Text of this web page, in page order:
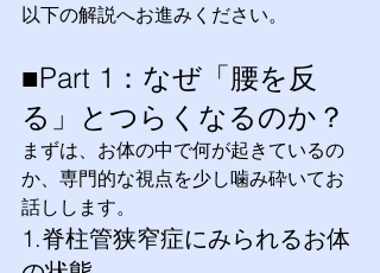
以下の解説へお進みください。
■Part 1：なぜ「腰を反
る」とつらくなるのか？
まずは、お体の中で何が起きているの
か、専門的な視点を少し噛み砕いてお
話しします。
1.脊柱管狭窄症にみられるお体